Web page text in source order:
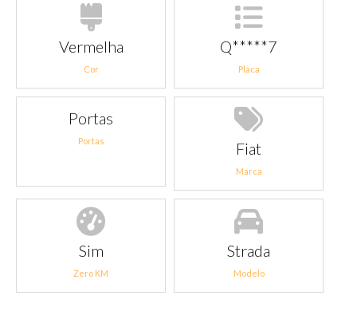
Vermelha
Cor
Q*****7
Placa
Portas
Portas Fiat
Marca
Sim
Zero KM
Strada
Modelo